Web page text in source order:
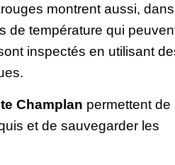
montrent aussi,
de température qui
inspectés en utilisant
Champlan permettent de
et de sauvegarder les